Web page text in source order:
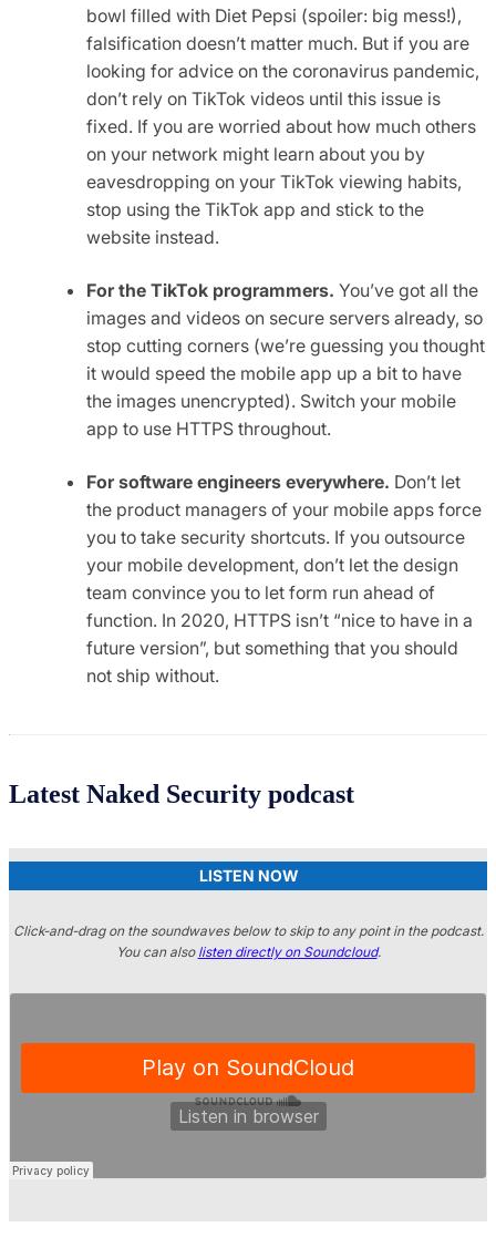
bowl filled with Diet Pepsi (spoiler: big mess!),
falsification doesn’t matter much. But if you are
looking for advice on the coronavirus pandemic,
don’t rely on TikTok videos until this issue is
fixed. If you are worried about how much others
on your network might learn about you by
eavesdropping on your TikTok viewing habits,
stop using the TikTok app and stick to the
website instead.
For the TikTok programmers. You’ve got all the
images and videos on secure servers already, so
stop cutting corners (we’re guessing you thought
it would speed the mobile app up a bit to have
the images unencrypted). Switch your mobile
app to use HTTPS throughout.
For software engineers everywhere. Don’t let
the product managers of your mobile apps force
you to take security shortcuts. If you outsource
your mobile development, don’t let the design
team convince you to let form run ahead of
function. In 2020, HTTPS isn’t “nice to have in a
future version”, but something that you should
not ship without.
Latest Naked Security podcast
LISTEN NOW
Click-and-drag on the soundwaves below to skip to any point in the podcast.
You can also listen directly on Soundcloud.